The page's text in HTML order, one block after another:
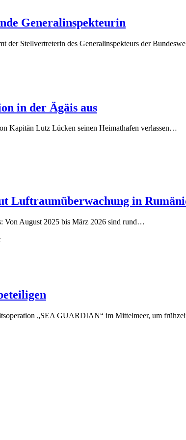
Generalinspekteurin
der Stellvertreterin des Generalinspekteurs der
in der Ägäis aus
Kapitän Lutz Lücken seinen Heimathafen verlassen…
Luftraumüberwachung in
Von August 2025 bis März 2026 sind rund…
„SEA GUARDIAN“ im Mittelmeer, um